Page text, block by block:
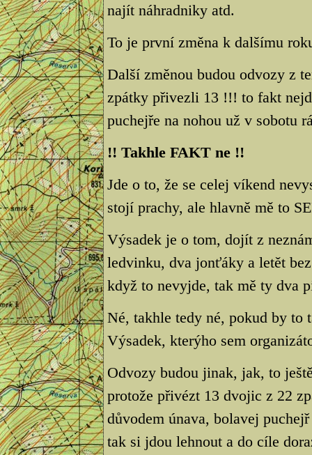
najít náhradniky atd.
To je první změna k dalšímu
Další změnou budou odvozy z
zpátky přivezli 13 !!! to fakt
puchejře na nohou už v sobotu
!! Takhle FAKT ne !!
Jde o to, že se celej víkend
stojí prachy, ale hlavně mě to
Výsadek je o tom, dojít z
ledvinku, dva jonťáky a letět
když to nevyjde, tak mě ty dva
Né, takhle tedy né, pokud by to
Výsadek, kterýho sem
Odvozy budou jinak, jak, to
protože přivézt 13 dvojic z 22
důvodem únava, bolavej
tak si jdou lehnout a do cíle